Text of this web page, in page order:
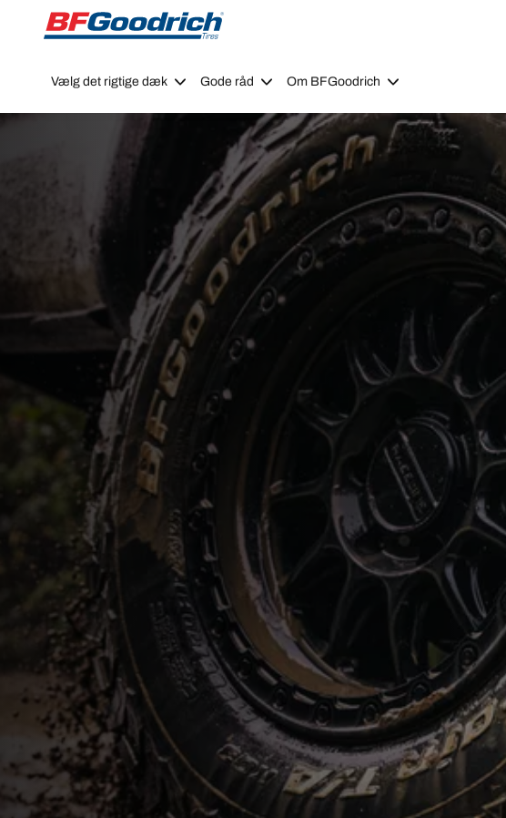
Go to page content
Go to page navigation
Vælg det rigtige dæk Gode råd Om BFGoodrich